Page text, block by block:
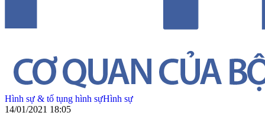
Hình sự & tố tụng hình sựHình sự
14/01/2021 18:05